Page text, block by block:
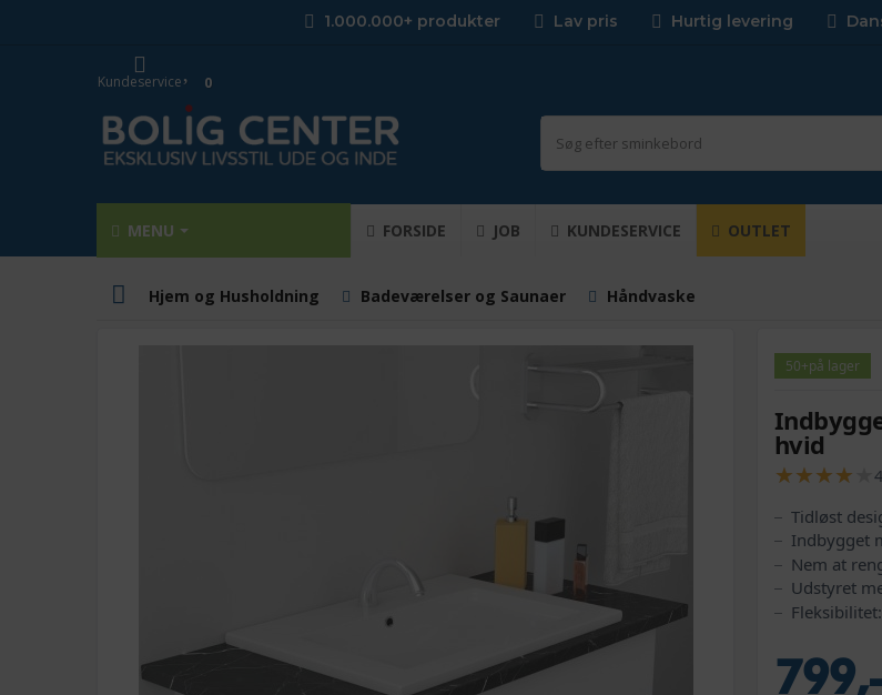
1.000.000+ produkter Lav pris Hurtig levering
Kundeservice 0
MENU FORSIDE JOB KUNDESERVICE OUTLET
Hjem og Husholdning Badeværelser og Saunaer Håndvaske
50+på lager
hvid
★
★★
★★
★★
★
Tidløst
Indbygget
Nem at
Udstyret